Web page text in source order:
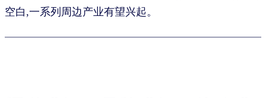
空白,一系列周边产业有望兴起。